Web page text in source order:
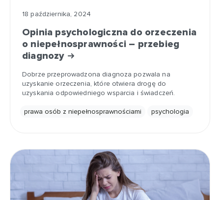
18 października, 2024
Opinia psychologiczna do orzeczenia
o niepełnosprawności – przebieg
diagnozy
Dobrze przeprowadzona diagnoza pozwala na
uzyskanie orzeczenia, które otwiera drogę do
uzyskania odpowiedniego wsparcia i świadczeń.
prawa osób z niepełnosprawnościami psychologia